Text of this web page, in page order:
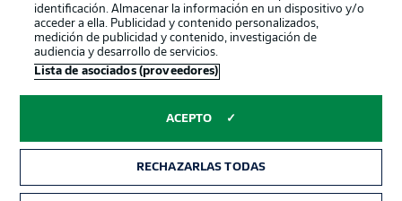
© 2026 Bundesliga-Gruppe GmbH
Elegir idioma
Modo
identificación. Almacenar la información en un dispositivo y/o
acceder a ella. Publicidad y contenido personalizados,
medición de publicidad y contenido, investigación de
audiencia y desarrollo de servicios.
Lista de asociados (proveedores)
ACEPTO
RECHAZARLAS TODAS